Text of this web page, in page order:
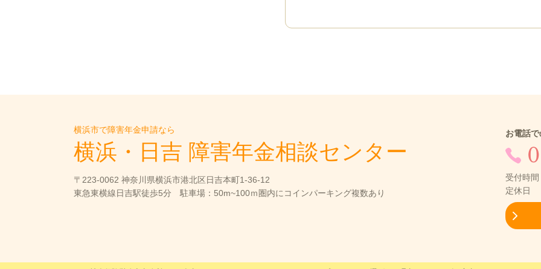
横浜市で障害年金申請なら
横浜・日吉 障害年金相談センター
〒223-0062 神奈川県横浜市港北区日吉本町1-36-12
東急東横線日吉駅徒歩5分 駐車場：50m~100ｍ圏内にコインパーキング複数あり
お電話
受付時
定休日